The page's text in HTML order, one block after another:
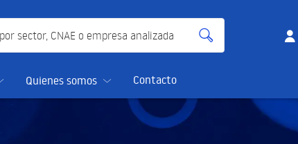
Quienes somos Contacto